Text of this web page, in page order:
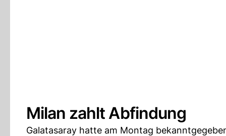
Milan zahlt Abfindung
Galatasaray hatte am Montag